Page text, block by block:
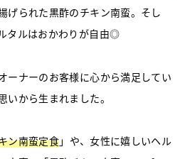
げられた黒酢のチキン南蛮。そし
タルはおかわりが自由◎
ーナーのお客様に心から満足してい
いから生まれました。
ン南蛮定食」や、女性に嬉しいヘル